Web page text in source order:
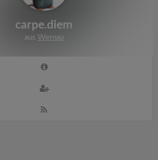
carpe.diem
aus Wernau